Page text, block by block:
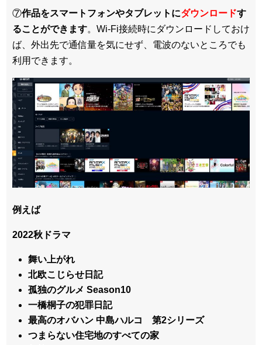
⑦作品をスマートフォンやタブレットにダウンロードす
ることができます。Wi-Fi接続時にダウンロードしておけ
ば、外出先で通信量を気にせず、電波のないところでも
利用できます。
例えば
2022秋ドラマ
舞い上がれ
北欧こじらせ日記
孤独のグルメ Season10
一橋桐子の犯罪日記
最高のオバハン 中島ハルコ 第2シリーズ
つまらない住宅地のすべての家